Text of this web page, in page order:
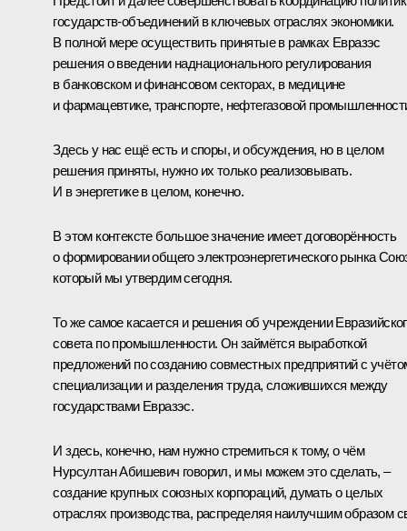
государств-объединений в ключевых отраслях экономики.
В полной мере осуществить принятые в рамках Евразэс
решения о введении наднационального регулирования
в банковском и финансовом секторах, в медицине
и фармацевтике, транспорте, нефтегазовой
Здесь у нас ещё есть и споры, и обсуждения, но в целом
решения приняты, нужно их только реализовывать.
И в энергетике в целом, конечно.
В этом контексте большое значение имеет договорённость
о формировании общего электроэнергетического рынка
который мы утвердим сегодня.
То же самое касается и решения об учреждении
совета по промышленности. Он займётся выработкой
предложений по созданию совместных предприятий с
специализации и разделения труда, сложившихся между
государствами Евразэс.
И здесь, конечно, нам нужно стремиться к тому, о чём
Нурсултан Абишевич говорил, и мы можем это сделать, –
создание крупных союзных корпораций, думать о целых
отраслях производства, распределяя наилучшим образом